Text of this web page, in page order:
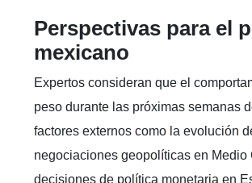
Perspectivas para el
mexicano
Expertos consideran que el
peso durante las próximas semanas
factores externos como la evolución
negociaciones geopolíticas en Medio
decisiones de política monetaria en